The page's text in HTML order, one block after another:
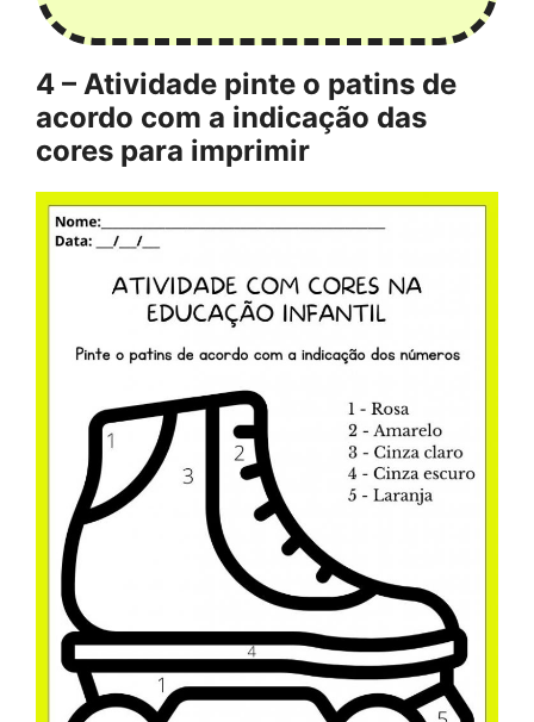
4 – Atividade pinte o patins de
acordo com a indicação das
cores para imprimir